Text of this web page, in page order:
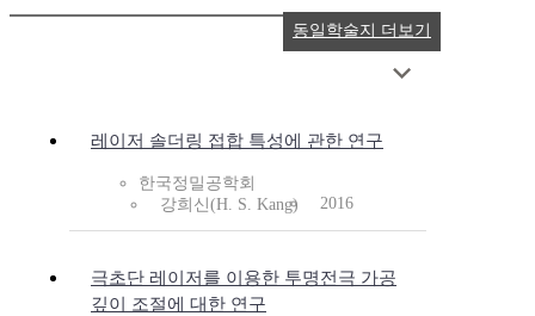
레이저 솔더링 접합 특성에 관한 연구
한국정밀공학회
강희신(H. S. Kang)
2016
극초단 레이저를 이용한 투명전극 가공
깊이 조절에 대한 연구
동일학술지 더보기